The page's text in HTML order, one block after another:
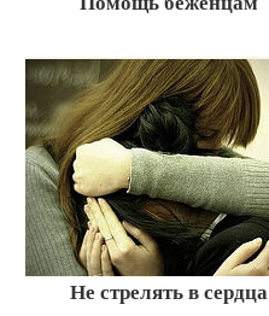
Не стрелять в сердца